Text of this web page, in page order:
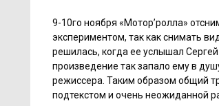
9-10го ноября «Мотор’ролла»
экспериментом, так как снимать
решилась, когда ее услышал
произведение так запало ему в
режиссера. Таким образом общий
подтекстом и очень неожиданной